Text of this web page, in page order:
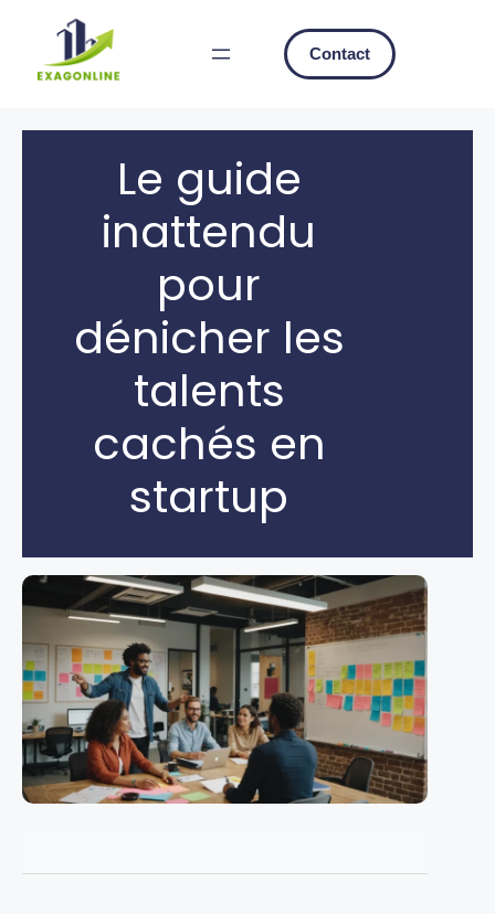
content
Contact
Le guide
inattendu
pour
dénicher les
talents
cachés en
startup